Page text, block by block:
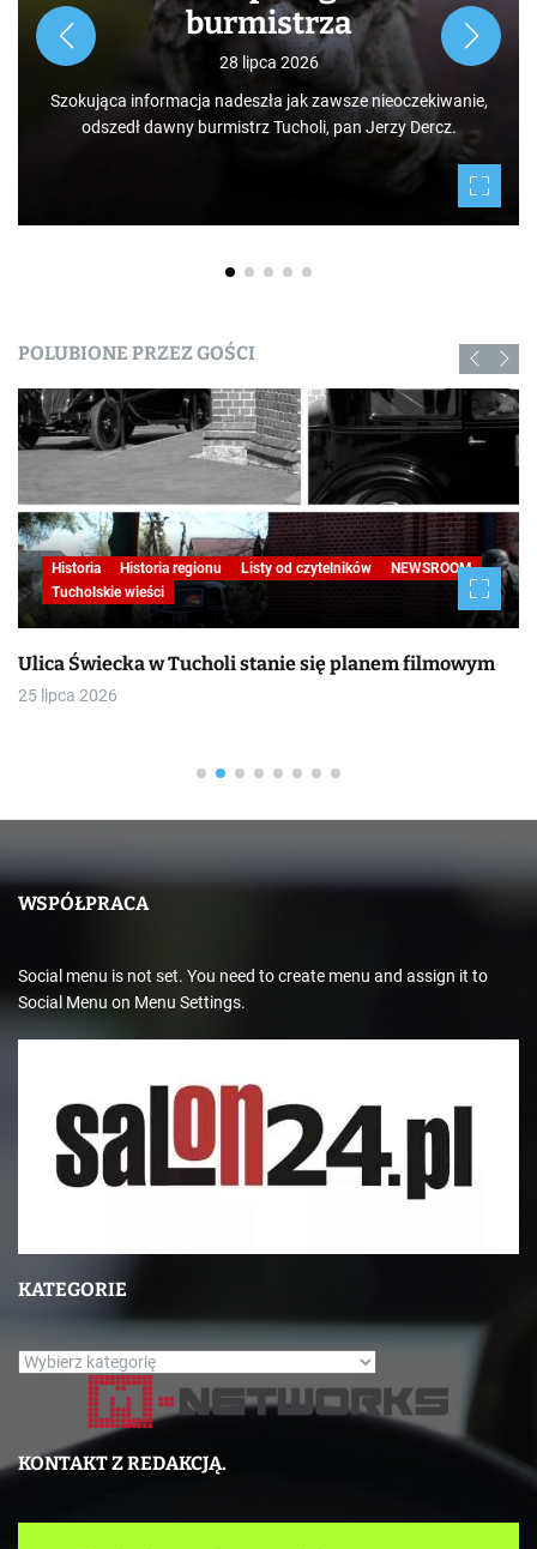
Rozpoczynamy nowy cykl opowieści zarówno dla turystów,
jak i mieszkańców, którzy niekoniecznie muszą podróżować
po świecie. Mamy niezwykłe szczęście żyć w Borach
Tucholskich i korzystać i to w dodatku za darmo z tego, co
daje nam natura.
POLUBIONE PRZEZ GOŚCI
Historia Historia regionu Listy od czytelników
NEWSROOM
Tucholskie wieści
Ulica Świecka w Tucholi stanie się planem filmowym
25 lipca 2026
WSPÓŁPRACA
Social menu is not set. You need to create menu and assign it to
Social Menu on Menu Settings.
KATEGORIE
K
e
KONTAKT Z REDAKCJĄ.